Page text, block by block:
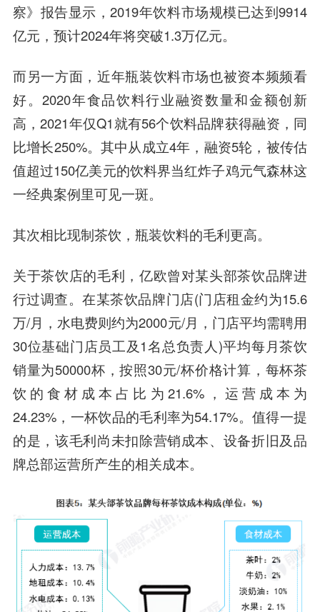
察》报告显示，2019年饮料市场规模已达到9914
亿元，预计2024年将突破1.3万亿元。
而另一方面，近年瓶装饮料市场也被资本频频看
好。2020年食品饮料行业融资数量和金额创新
高，2021年仅Q1就有56个饮料品牌获得融资，同
比增长250%。其中从成立4年，融资5轮，被传估
值超过150亿美元的饮料界当红炸子鸡元气森林这
一经典案例里可见一斑。
其次相比现制茶饮，瓶装饮料的毛利更高。
关于茶饮店的毛利，亿欧曾对某头部茶饮品牌进
行过调查。在某茶饮品牌门店(门店租金约为15.6
万/月，水电费则约为2000元/月，门店平均需聘用
30位基础门店员工及1名总负责人)平均每月茶饮
销量为50000杯，按照30元/杯价格计算，每杯茶
饮的食材成本占比为21.6%，运营成本为
24.23%，一杯饮品的毛利率为54.17%。值得一提
的是，该毛利尚未扣除营销成本、设备折旧及品
牌总部运营所产生的相关成本。